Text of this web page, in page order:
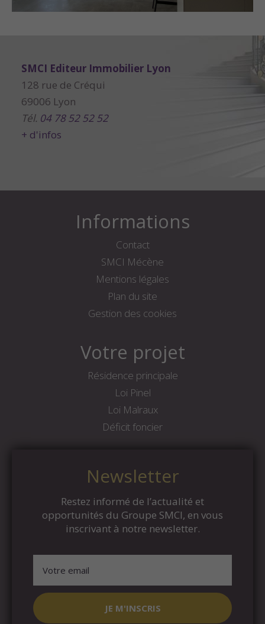
SMCI Editeur Immobilier Lyon
128 rue de Créqui
69006 Lyon
Tél. 04 78 52 52 52
+ d'infos
Informations
Contact
SMCI Mécène
Mentions légales
Plan du site
Gestion des cookies
Votre projet
Résidence principale
Loi Pinel
Loi Malraux
Déficit foncier
Newsletter
Restez informé de l’actualité et
opportunités du Groupe SMCI, en vous
inscrivant à notre newsletter.